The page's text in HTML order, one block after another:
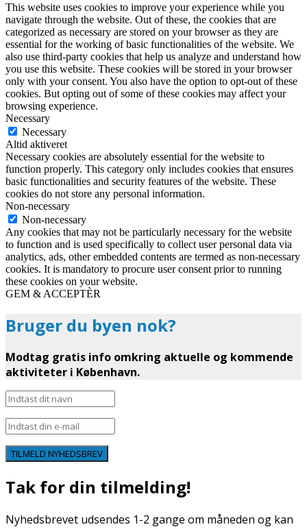
This website uses cookies to improve your experience while you
navigate through the website. Out of these, the cookies that are
categorized as necessary are stored on your browser as they are
essential for the working of basic functionalities of the website. We
also use third-party cookies that help us analyze and understand how
you use this website. These cookies will be stored in your browser
only with your consent. You also have the option to opt-out of these
cookies. But opting out of some of these cookies may affect your
browsing experience.
Necessary
Necessary
Altid aktiveret
Necessary cookies are absolutely essential for the website to
function properly. This category only includes cookies that ensures
basic functionalities and security features of the website. These
cookies do not store any personal information.
Non-necessary
Non-necessary
Any cookies that may not be particularly necessary for the website
to function and is used specifically to collect user personal data via
analytics, ads, other embedded contents are termed as non-necessary
cookies. It is mandatory to procure user consent prior to running
these cookies on your website.
GEM & ACCEPTÈR
Bruger du byen nok?
Modtag gratis info omkring aktuelle og kommende
aktiviteter i København.
TILMELD NYHEDSBREV
Tak for din tilmelding!
Nyhedsbrevet udsendes 1-2 gange om måneden og kan